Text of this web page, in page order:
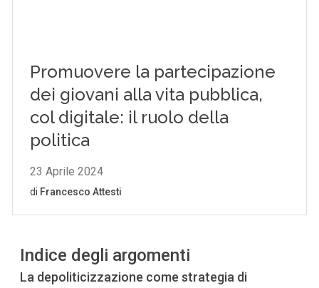
Indice degli argomenti
La depoliticizzazione come strategia di